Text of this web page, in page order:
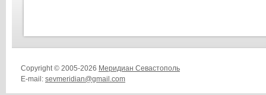
Copyright © 2005-2026 Меридиан Севастополь
E-mail: sevmeridian@gmail.com